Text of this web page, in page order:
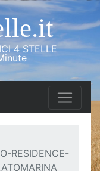
4 STELLE
RESIDENCE-